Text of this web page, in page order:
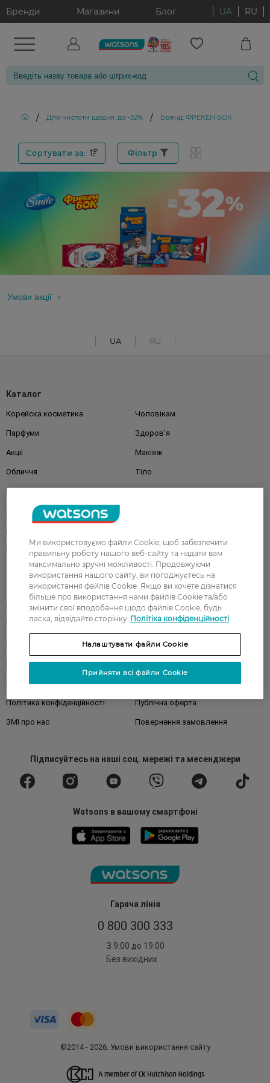
Бренди Магазини Блог UA RU
/ Для чистоти щодня: до -32% / Бренд: ФРЕКЕН БОК
Сортувати за: Фільтр
Умови акції
UA RU
Гаряча лінія
0 800 300 333
З 9:00 до 19:00
Без вихідних
Каталог
Корейска косметика Чоловікам
Парфуми Здоров'я
Акції Макіяж
Обличчя Тіло
Подарунки
Аксесуари
Клієнтам
Правила та умови Магазини
Watsons Club Подарункові сертифікати
Кар'єра у Watsons
Контакти Блог
Оплата та доставка FAQ
Політика конфіденційності Публічна оферта
ЗМІ про нас Повернення замовлення
Підписуйтесьна наші соц. мережі та месенджери
Watsons в вашому смартфоні
©2014 - 2026. Умови використання сайту
Ми використовуємо файли Cookie, щоб забезпечити
правильну роботу нашого веб-сайту та надати вам
максимально зручні можливості. Продовжуючи
використання нашого сайту, ви погоджуєтесь на
використання файлів Cookie. Якщо ви хочете дізнатися
більше про використання нами файлів Cookie та/або
змінити свої вподобання щодо файлів Cookie, будь
ласка, відвідайте сторінку Політіка конфіденційності
Налаштувати файли Cookie
Прийняти всі файли Cookie